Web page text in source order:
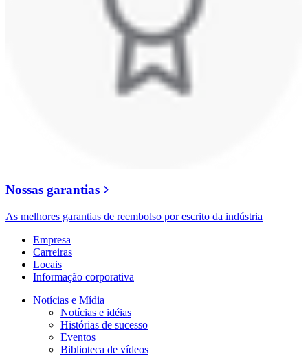
Nossas garantias
As melhores garantias de reembolso por escrito da indústria
Empresa
Carreiras
Locais
Informação corporativa
Notícias e Mídia
Notícias e idéias
Histórias de sucesso
Eventos
Biblioteca de vídeos